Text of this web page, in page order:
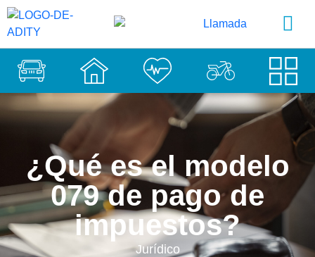
¿Qué es el modelo
079 de pago de
impuestos?
Jurídico